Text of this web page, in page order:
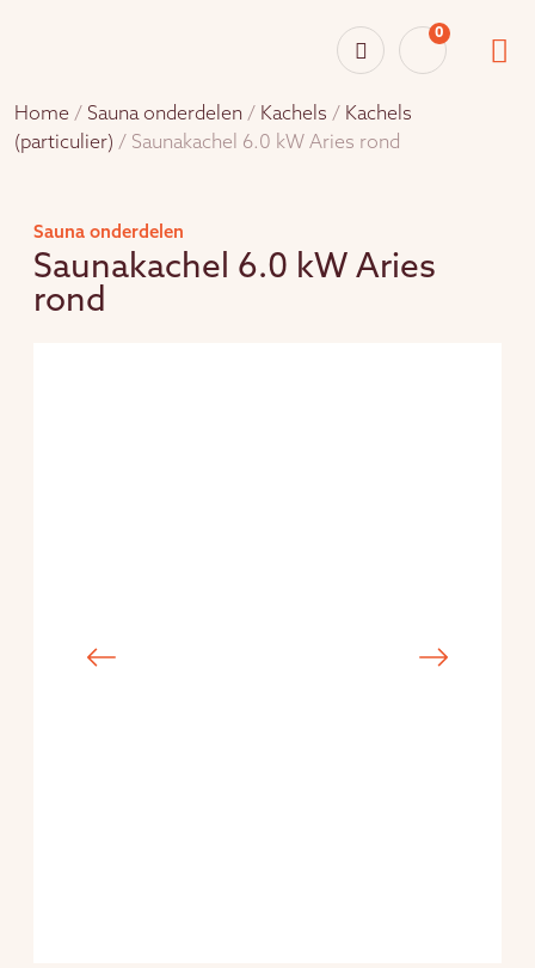
0
Home / Sauna onderdelen / Kachels / Kachels
(particulier) / Saunakachel 6.0 kW Aries rond
Sauna onderdelen
Saunakachel 6.0 kW Aries
rond